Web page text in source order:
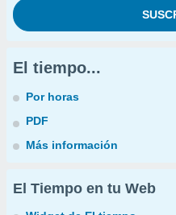
El tiempo...
Por horas
PDF
Más información
El Tiempo en tu Web